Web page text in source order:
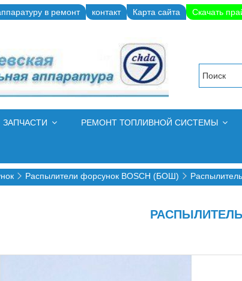
в ремонт контакт Карта сайта Скачать
ЗАПЧАСТИ РЕМОНТ ТОПЛИВНОЙ СИСТЕМЫ
Распылители форсунок BOSCH (БОШ)
РАСПЫЛИТЕЛЬ